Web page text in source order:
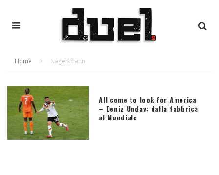
Home Nagelsmann
All come to look for America
– Deniz Undav: dalla fabbrica
al Mondiale